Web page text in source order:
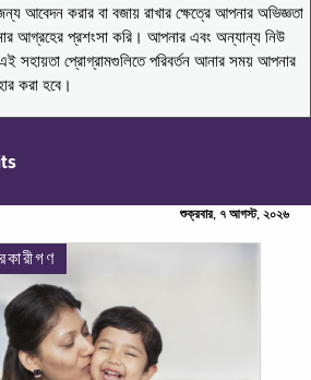
আবেদন করার বা বজায় রাখার ক্ষেত্রে আপনার অভিজ্ঞতা
আগ্রহের প্রশংসা করি। আপনার এবং অন্যান্য নিউ
সহায়তা প্রোগ্রামগুলিতে পরিবর্তন আনার সময় আপনার
করা হবে।
শুক্রবার, ৭ আগস্ট, ২০২৬